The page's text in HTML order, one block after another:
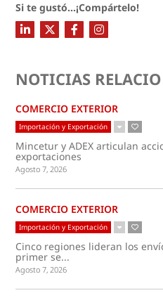
Si te gustó...¡Compártelo!
NOTICIAS
COMERCIO EXTERIOR
Importación y Exportación
Mincetur y ADEX articulan
exportaciones
Agosto 7, 2026
COMERCIO EXTERIOR
Importación y Exportación
Cinco regiones lideran los
primer se...
Agosto 7, 2026